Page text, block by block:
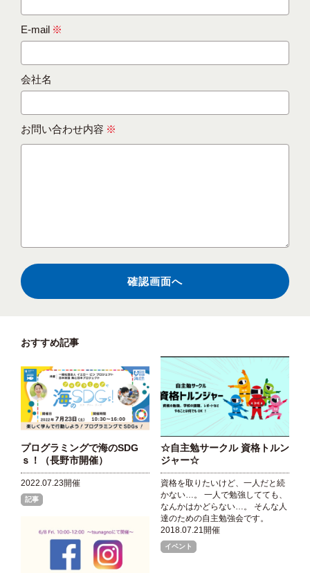
E-mail ※
会社名
お問い合わせ内容 ※
おすすめ記事
プログラミングで海のSDG
ｓ！（長野市開催）
2022.07.23開催
記事
☆自主勉サークル 資格トルン
ジャー☆
資格を取りたいけど、一人だと続
かない…。 一人で勉強してても、
なんかはかどらない…。 そんな人
達のための自主勉強会です。
2018.07.21開催
イベント